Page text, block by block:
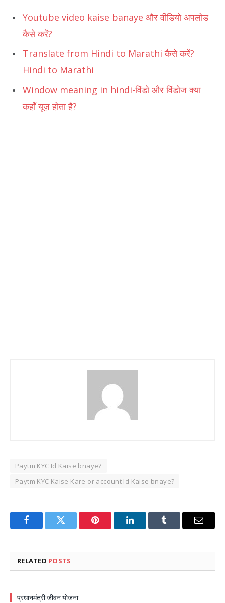
Youtube video kaise banaye और वीडियो अपलोड
कैसे करें?
Translate from Hindi to Marathi कैसे करें?
Hindi to Marathi
Window meaning in hindi-विंडो और विंडोज क्या
कहाँ यूज़ होता है?
Paytm KYC Id Kaise bnaye?
Paytm KYC Kaise Kare or account Id Kaise bnaye?
FacebookTwitter Pinterest LinkedInTumblr Email
RELATED POSTS
प्रधानमंत्री जीवन योजना